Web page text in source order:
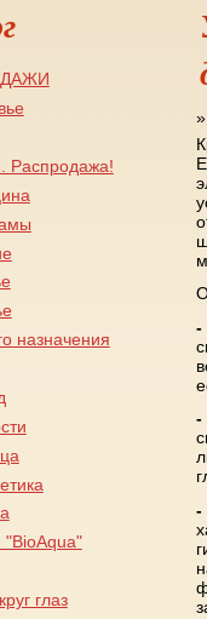
»
-
-
-
Распродажа!
назначения
"BioAqua"
глаз